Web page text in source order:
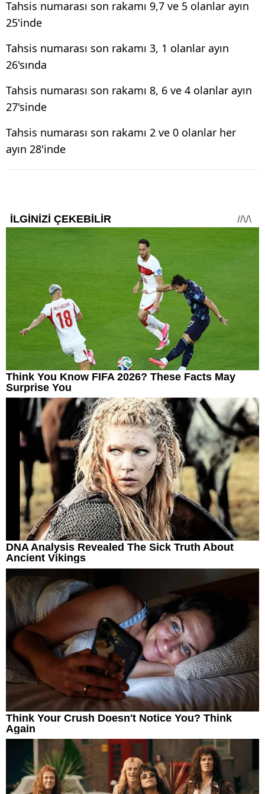
Tahsis numarası son rakamı 9,7 ve 5 olanlar ayın
25'inde
Tahsis numarası son rakamı 3, 1 olanlar ayın
26'sında
Tahsis numarası son rakamı 8, 6 ve 4 olanlar ayın
27'sinde
Tahsis numarası son rakamı 2 ve 0 olanlar her
ayın 28'inde